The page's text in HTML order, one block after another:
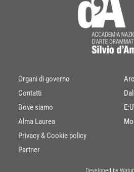
Organi di governo
Contatti
Dove siamo
Alma Laurea
Privacy & Cookie policy
Partner
Developed by